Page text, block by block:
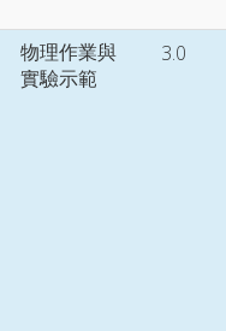
物理作業與
實驗示範
3.0